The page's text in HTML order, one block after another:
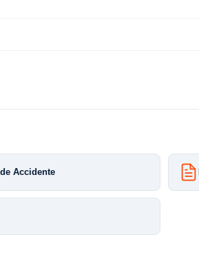
Accidente